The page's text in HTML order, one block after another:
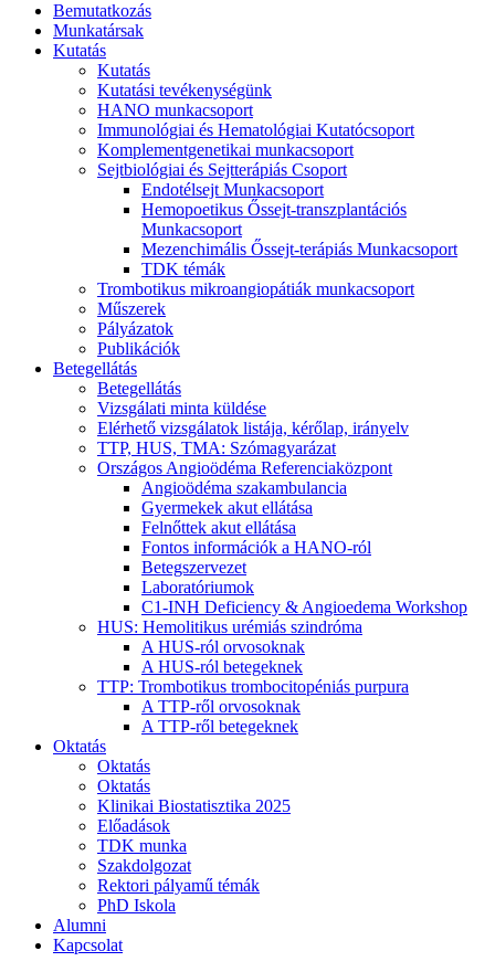
Bemutatkozás
Munkatársak
Kutatás
Kutatás
Kutatási tevékenységünk
HANO munkacsoport
Immunológiai és Hematológiai Kutatócsoport
Komplementgenetikai munkacsoport
Sejtbiológiai és Sejtterápiás Csoport
Endotélsejt Munkacsoport
Hemopoetikus Őssejt-transzplantációs
Munkacsoport
Mezenchimális Őssejt-terápiás Munkacsoport
TDK témák
Trombotikus mikroangiopátiák munkacsoport
Műszerek
Pályázatok
Publikációk
Betegellátás
Betegellátás
Vizsgálati minta küldése
Elérhető vizsgálatok listája, kérőlap, irányelv
TTP, HUS, TMA: Szómagyarázat
Országos Angioödéma Referenciaközpont
Angioödéma szakambulancia
Gyermekek akut ellátása
Felnőttek akut ellátása
Fontos információk a HANO-ról
Betegszervezet
Laboratóriumok
C1-INH Deficiency & Angioedema Workshop
HUS: Hemolitikus urémiás szindróma
A HUS-ról orvosoknak
A HUS-ról betegeknek
TTP: Trombotikus trombocitopéniás purpura
A TTP-ről orvosoknak
A TTP-ről betegeknek
Oktatás
Oktatás
Oktatás
Klinikai Biostatisztika 2025
Előadások
TDK munka
Szakdolgozat
Rektori pályamű témák
PhD Iskola
Alumni
Kapcsolat